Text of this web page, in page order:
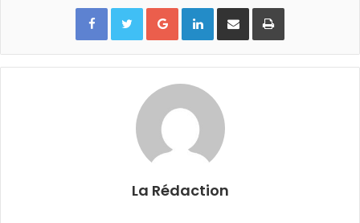
Google+LinkedinPartager par email Imprimer
La Rédaction